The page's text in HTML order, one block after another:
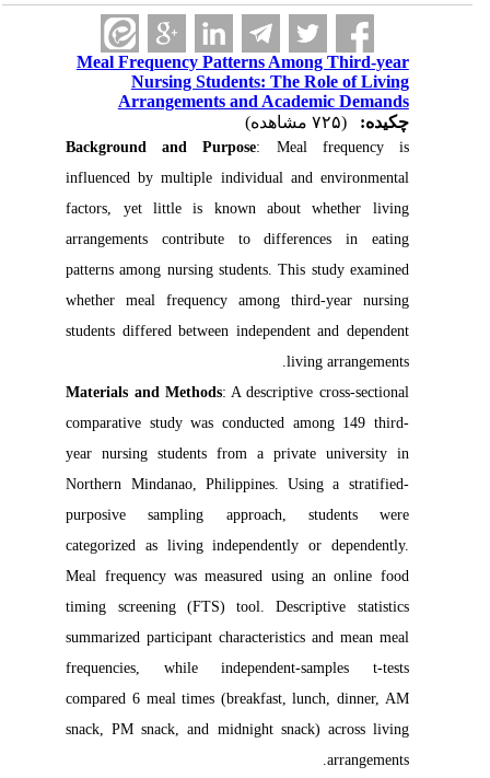
Meal Frequency Patterns Among Third-year
Nursing Students: The Role of Living
Arrangements and Academic Demands
چکیده:
Background and Purpose
: Meal frequency is
influenced by multiple individual and environmental
factors, yet little is known about whether living
arrangements contribute to differences in eating
patterns among nursing students. This study examined
whether meal frequency among third-year nursing
students differed between independent and dependent
living arrangements.
Materials and Methods: A descriptive cross-sectional
comparative study was conducted among 149 third-
year nursing students from a private university in
Northern Mindanao, Philippines. Using a stratified-
purposive sampling approach, students were
categorized as living independently or dependently.
Meal frequency was measured using an online food
timing screening (FTS) tool. Descriptive statistics
summarized participant characteristics and mean meal
frequencies, while independent-samples t-tests
compared 6 meal times (breakfast, lunch, dinner, AM
snack, PM snack, and midnight snack) across living
arrangements.